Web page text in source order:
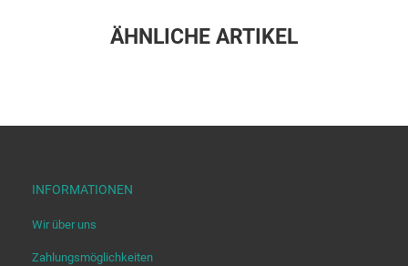
ÄHNLICHE ARTIKEL
INFORMATIONEN
Wir über uns
Zahlungsmöglichkeiten